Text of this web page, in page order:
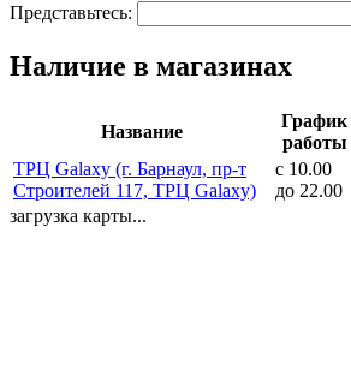
Представьтесь:
Наличие в магазинах
Название
График
работы
ТРЦ Galaxy (г. Барнаул, пр-т
Строителей 117, ТРЦ Galaxy)
с 10.00
до 22.00
загрузка карты...